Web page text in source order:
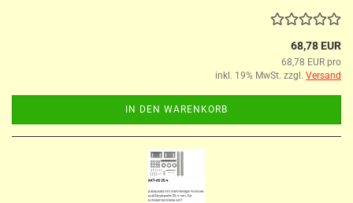
68,78 EUR
68,78 EUR pro
inkl. 19% MwSt. zzgl. Versand
IN DEN WARENKORB